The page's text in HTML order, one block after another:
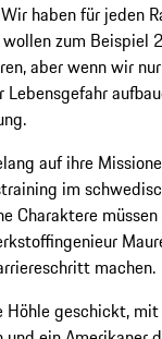
haben für jeden
zum Beispiel
aber wenn wir
auf ihre
im
Charaktere
machen.
Höhle geschickt,